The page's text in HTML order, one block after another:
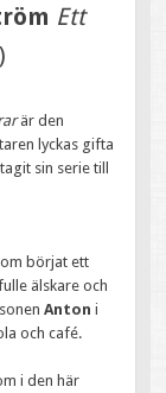
Ett
är den
lyckas gifta
sin serie till
börjat ett
älskare och
Antoni
och café.
i den här